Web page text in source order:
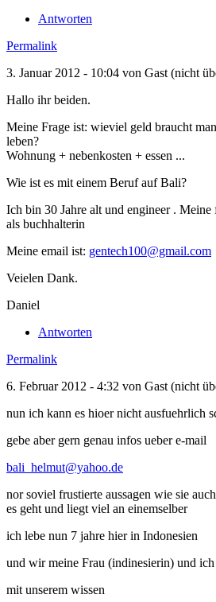
Antworten
Permalink
3. Januar 2012 - 10:04 von Gast (nicht
Hallo ihr beiden.
Meine Frage ist: wieviel geld braucht
leben?
Wohnung + nebenkosten + essen ...
Wie ist es mit einem Beruf auf Bali?
Ich bin 30 Jahre alt und engineer .
als buchhalterin
Meine email ist: gentech100@gmail.com
Veielen Dank.
Daniel
Antworten
Permalink
6. Februar 2012 - 4:32 von Gast (nicht
nun ich kann es hioer nicht ausfuehrlich
gebe aber gern genau infos ueber e-mail
bali_helmut@yahoo.de
nor soviel frustierte aussagen wie sie
es geht und liegt viel an einemselber
ich lebe nun 7 jahre hier in Indonesien
und wir meine Frau (indinesierin) und
mit unserem wissen